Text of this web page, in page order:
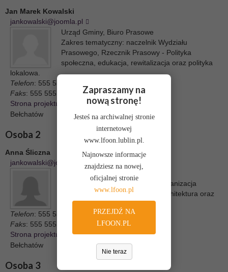
Jan Marek Kowalski
jankowalski@joomla.pl
Urząd Gminy, Biuro Prasowe
Zakres tematyczny: naczelnik Wydziału
Prasowego
Rzecznik Prasowy - Polityka
społeczna, edukacja, rewitalizacja oraz polityka
lokalowa.
Telefon: 555 555 555
Faks: 555 555 666
Strona projektu
Bełchatów
Osoba 2
Anna Śliczna
jankowalski@joomla.pl
Zakres tematyczny:
organizacja
komunikacji, transport miejski, architektura oraz
gospodarka nieruchomościami
Telefon: 555 555 555
Faks: 555 555 666
Strona projektu
Bełchatów
Osoba 3
Zapraszamy na
nową stronę!
Jesteś na archiwalnej stronie
internetowej
www.lfoon.lublin.pl.
Najnowsze informacje
znajdziesz na nowej,
oficjalnej stronie
www.lfoon.pl
PRZEJDŹ NA
LFOON.PL
Nie teraz